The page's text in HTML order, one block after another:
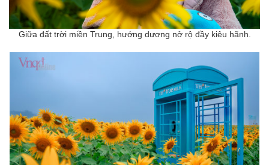
Giữa đất trời miền Trung, hướng dương nở rộ đầy kiêu hãnh.